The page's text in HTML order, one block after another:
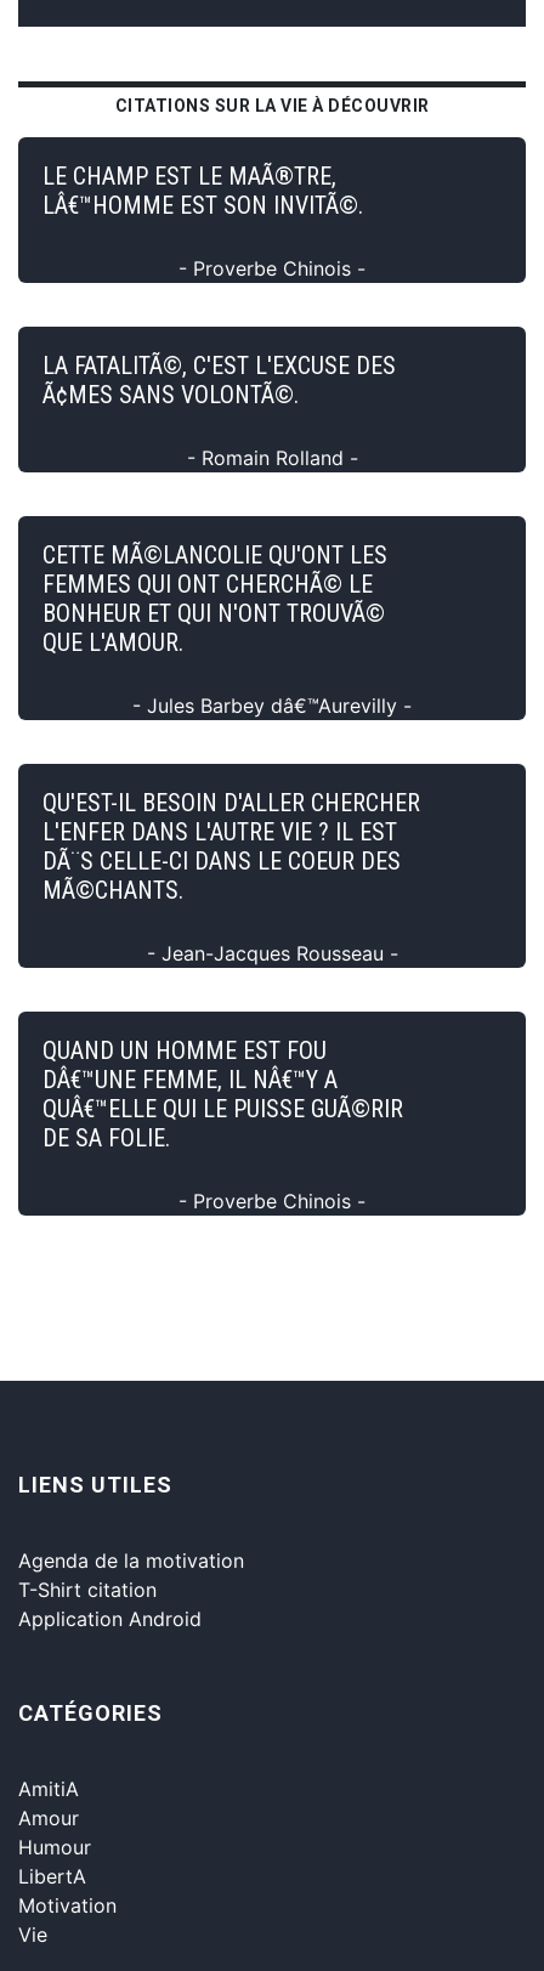
CITATIONS SUR LA VIE À DÉCOUVRIR
LE CHAMP EST LE MAÃ®TRE,
LÂ€™HOMME EST SON INVITÃ©.
- Proverbe Chinois -
LA FATALITÃ©, C'EST L'EXCUSE DES
Ã¢MES SANS VOLONTÃ©.
- Romain Rolland -
CETTE MÃ©LANCOLIE QU'ONT LES
FEMMES QUI ONT CHERCHÃ© LE
BONHEUR ET QUI N'ONT TROUVÃ©
QUE L'AMOUR.
- Jules Barbey dâ€™Aurevilly -
QU'EST-IL BESOIN D'ALLER CHERCHER
L'ENFER DANS L'AUTRE VIE ? IL EST
DÃ¨S CELLE-CI DANS LE COEUR DES
MÃ©CHANTS.
- Jean-Jacques Rousseau -
QUAND UN HOMME EST FOU
DÂ€™UNE FEMME, IL NÂ€™Y A
QUÂ€™ELLE QUI LE PUISSE GUÃ©RIR
DE SA FOLIE.
- Proverbe Chinois -
LIENS UTILES
Agenda de la motivation
T-Shirt citation
Application Android
CATÉGORIES
AmitiA
Amour
Humour
LibertA
Motivation
Vie